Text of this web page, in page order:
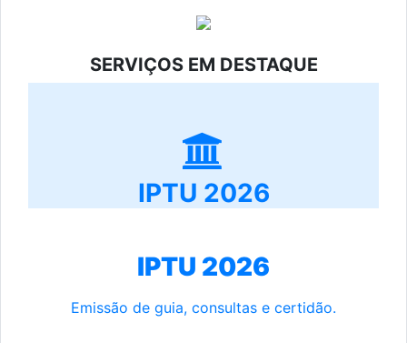
SERVIÇOS EM DESTAQUE
IPTU 2026
IPTU 2026
Emissão de guia, consultas e certidão.